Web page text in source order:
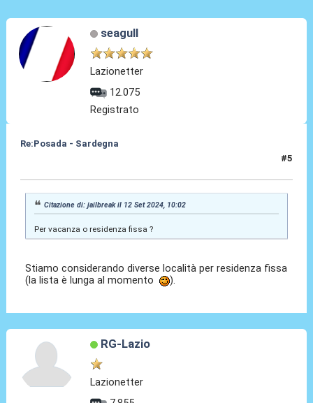
seagull
Lazionetter
12.075
Registrato
Re:Posada - Sardegna
#5
Citazione di: jailbreak il 12 Set 2024, 10:02
Per vacanza o residenza fissa ?
Stiamo considerando diverse località per residenza fissa
(la lista è lunga al momento
).
RG-Lazio
Lazionetter